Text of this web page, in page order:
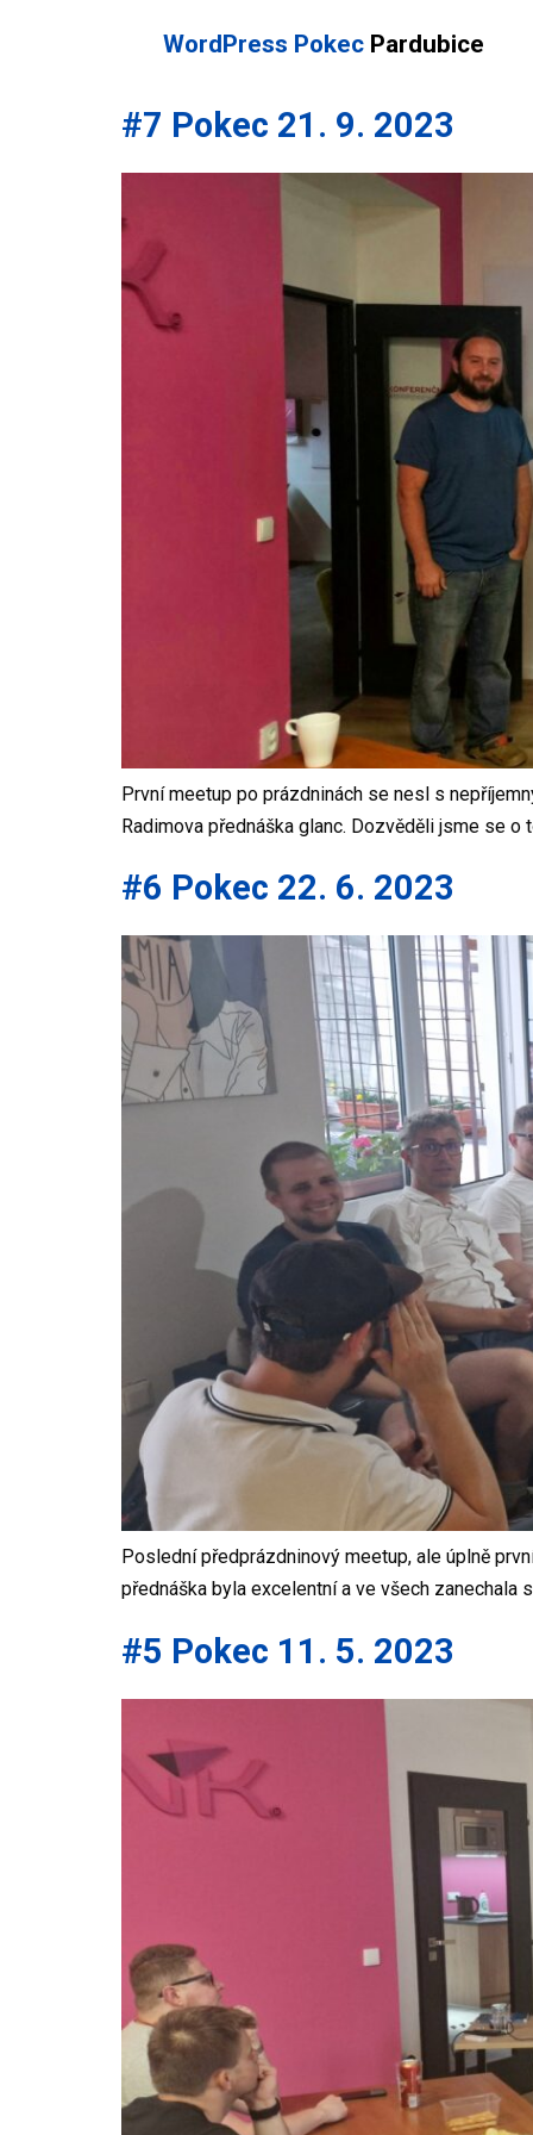
WordPress Pokec Pardubice
#7 Pokec 21. 9. 2023
První meetup po prázdninách se nesl s
Radimova přednáška glanc. Dozvěděli jsme se
#6 Pokec 22. 6. 2023
Poslední předprázdninový meetup, ale úplně
přednáška byla excelentní a ve všech zanechala
#5 Pokec 11. 5. 2023